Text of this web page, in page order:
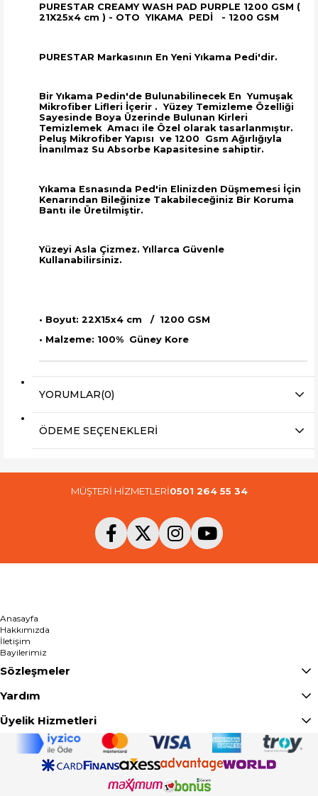
PURESTAR CREAMY WASH PAD PURPLE 1200 GSM (
21X25x4 cm ) - OTO YIKAMA PEDİ - 1200 GSM
PURESTAR Markasının En Yeni Yıkama Pedi'dir.
Bir Yıkama Pedin'de Bulunabilinecek En Yumuşak
Mikrofiber Lifleri İçerir . Yüzey Temizleme Özelliği
Sayesinde Boya Üzerinde Bulunan Kirleri
Temizlemek Amacı ile Özel olarak tasarlanmıştır.
Peluş Mikrofiber Yapısı ve 1200 Gsm Ağırlığıyla
İnanılmaz Su Absorbe Kapasitesine sahiptir.
Yıkama Esnasında Ped'in Elinizden Düşmemesi İçin
Kenarından Bileğinize Takabileceğiniz Bir Koruma
Bantı ile Üretilmiştir.
Yüzeyi Asla Çizmez. Yıllarca Güvenle
Kullanabilirsiniz.
• Boyut: 22X15x4 cm / 1200 GSM
• Malzeme: 100% Güney Kore
YORUMLAR(0)
ÖDEME SEÇENEKLERI
MÜŞTERİ HİZMETLERİ0501 264 55 34
Anasayfa
Hakkımızda
İletişim
Bayilerimiz
Sözleşmeler
Yardım
Üyelik Hizmetleri